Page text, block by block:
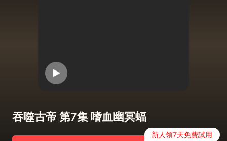
吞噬古帝 第7集 嗜血幽冥蝠
新人領7天免費試用